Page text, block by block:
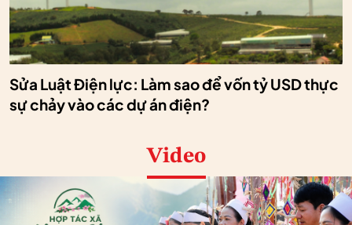
Sửa Luật Điện lực: Làm sao để vốn tỷ USD thực
sự chảy vào các dự án điện?
Video